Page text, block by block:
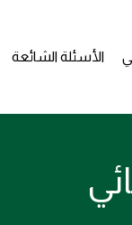
الأسئلة الشائعة